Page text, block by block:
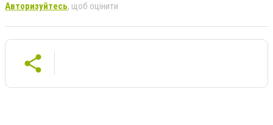
Авторизуйтесь, щоб оцінити